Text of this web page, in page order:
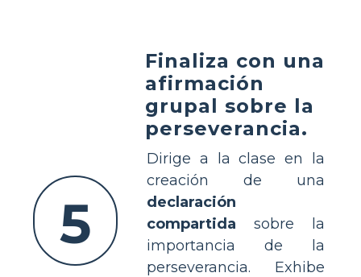
5
Finaliza con una
afirmación
grupal sobre la
perseverancia.
Dirige a la clase en la
creación de una
declaración
compartida sobre la
importancia de la
perseverancia. Exhibe